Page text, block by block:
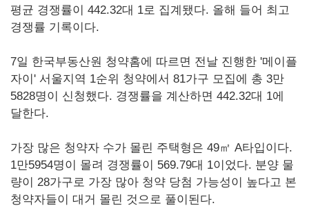
평균 경쟁률이 442.32대 1로 집계됐다. 올해 들어 최고
경쟁률 기록이다.
7일 한국부동산원 청약홈에 따르면 전날 진행한 '메이플
자이' 서울지역 1순위 청약에서 81가구 모집에 총 3만
5828명이 신청했다. 경쟁률을 계산하면 442.32대 1에
달한다.
가장 많은 청약자 수가 몰린 주택형은 49㎡ A타입이다.
1만5954명이 몰려 경쟁률이 569.79대 1이었다. 분양 물
량이 28가구로 가장 많아 청약 당첨 가능성이 높다고 본
청약자들이 대거 몰린 것으로 풀이된다.